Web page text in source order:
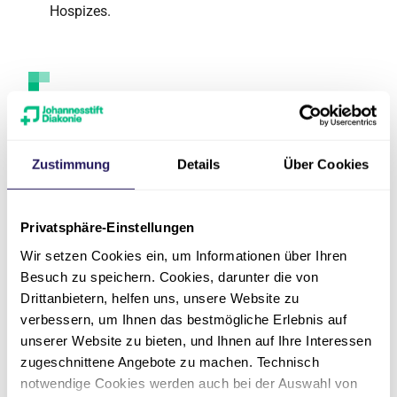
Zustimmung Details Über Cookies
Privatsphäre-Einstellungen
Wir setzen Cookies ein, um Informationen über Ihren
Besuch zu speichern. Cookies, darunter die von
Drittanbietern, helfen uns, unsere Website zu
verbessern, um Ihnen das bestmögliche Erlebnis auf
unserer Website zu bieten, und Ihnen auf Ihre Interessen
zugeschnittene Angebote zu machen. Technisch
notwendige Cookies werden auch bei der Auswahl von
Hospizes.
Kontakt
Adresse